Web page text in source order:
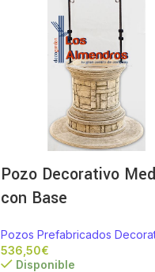
Pozo Decorativo
con Base
Pozos Prefabricados
€
Disponible